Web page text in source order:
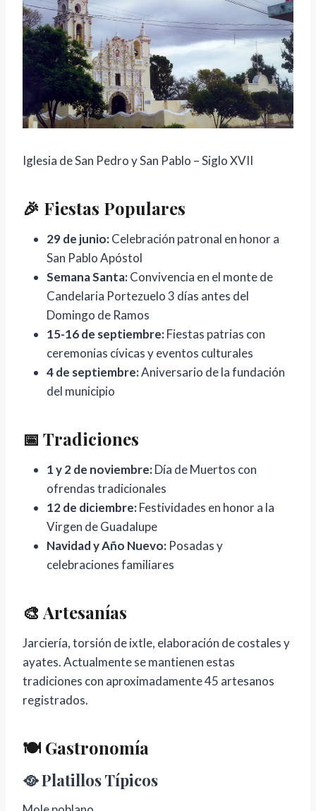
Iglesia de San Pedro y San Pablo – Siglo XVII
🎉 Fiestas Populares
29 de junio:Celebración patronal en honor a
San Pablo Apóstol
Semana Santa:Convivencia en el monte de
Candelaria Portezuelo 3 días antes del
Domingo de Ramos
15-16 de septiembre:Fiestas patrias con
ceremonias cívicas y eventos culturales
4 de septiembre:Aniversario de la fundación
del municipio
📅 Tradiciones
1 y 2 de noviembre:Día de Muertos con
ofrendas tradicionales
12 de diciembre:Festividades en honor a la
Virgen de Guadalupe
Navidad y Año Nuevo: Posadas y
celebraciones familiares
🎨 Artesanías
Jarciería, torsión de ixtle, elaboración de costales y
ayates. Actualmente se mantienen estas
tradiciones con aproximadamente 45 artesanos
registrados.
🍽️ Gastronomía
🥘 Platillos Típicos